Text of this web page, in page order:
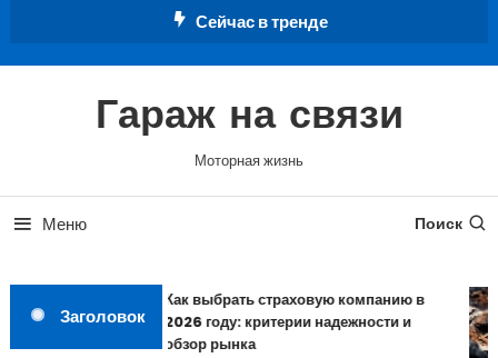
Сейчас в тренде
Гараж на связи
Моторная жизнь
Меню Поиск
Заголовок
Как выбрать страховую компанию в
2026 году: критерии надежности и
обзор рынка